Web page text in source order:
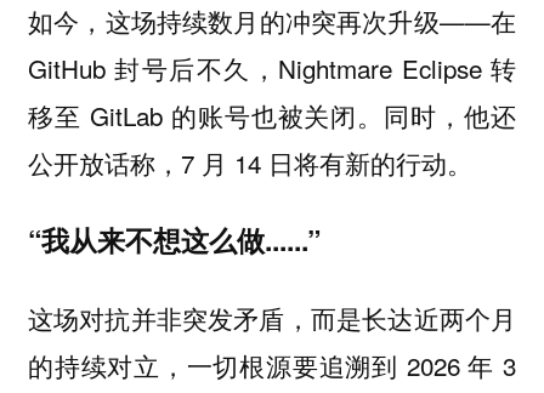
如今，这场持续数月的冲突再次升级——在
GitHub 封号后不久，Nightmare Eclipse 转
移至 GitLab 的账号也被关闭。同时，他还
公开放话称，7 月 14 日将有新的行动。
“我从来不想这么做......”
这场对抗并非突发矛盾，而是长达近两个月
的持续对立，一切根源要追溯到 2026 年 3